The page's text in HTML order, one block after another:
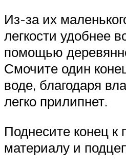
Из-за их
легкости удобнее
помощью
Смочите один
воде, благодаря
легко прилипнет.
Поднесите конец к
материалу и